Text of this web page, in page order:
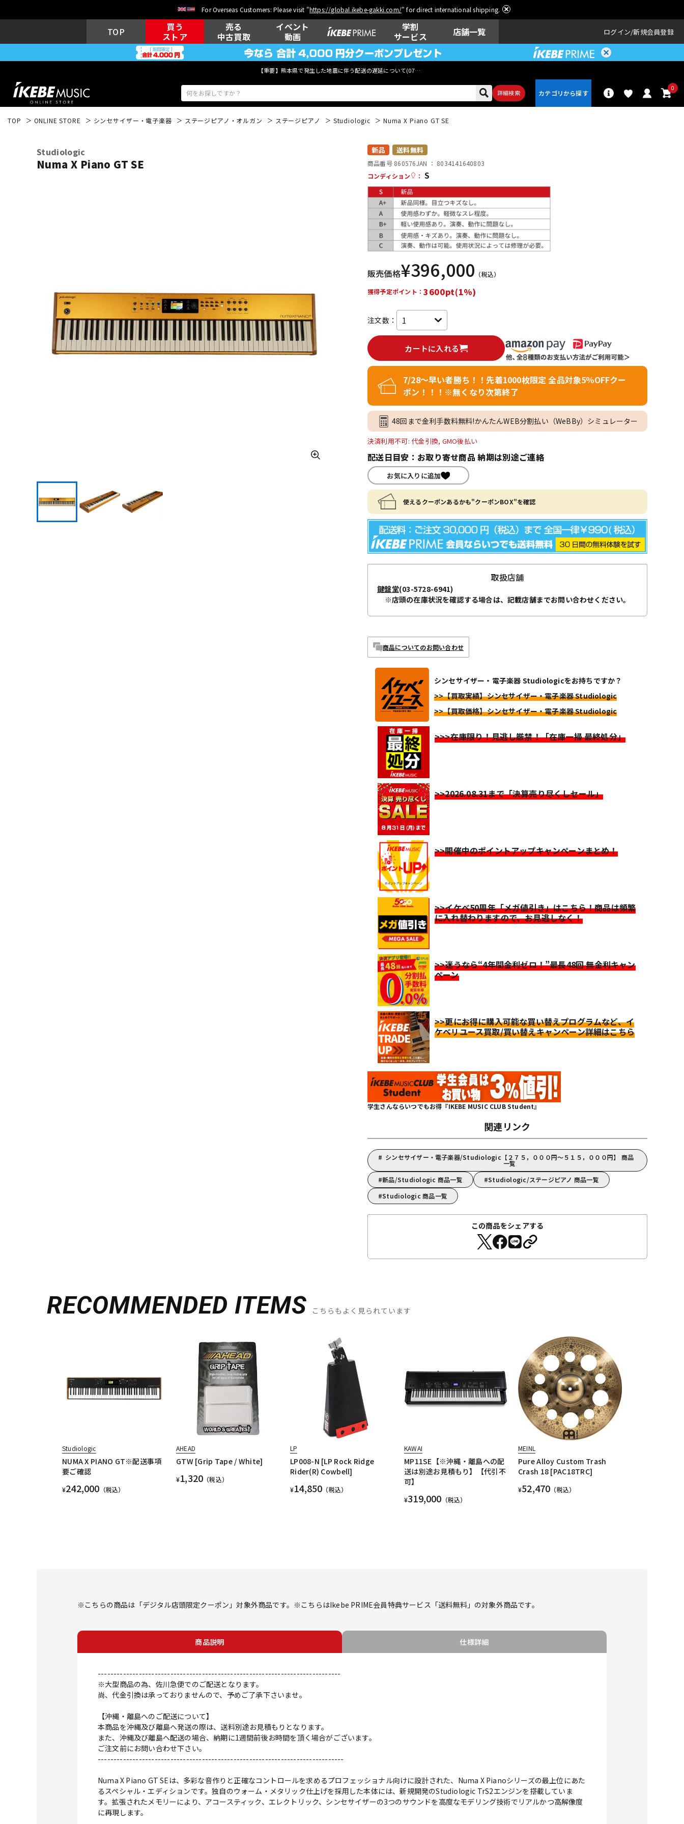
For Overseas Customers: Please visit "https://global.ikebe-gakki.com/" for direct international shipping.
TOP
買う
ストア
売る
中古買取
イベント
動画
学割
サービス
店舗一覧 ログイン 新規会員登録
【重要】熊本県で発生した地震に伴う配送の遅延について(07月29日
詳細検索
0
ウクレレ
その他楽器
レコーディン
グ機器
配信/ライブ
機器
TOP ONLINE STORE シンセサイザー・電子楽器 ステージピアノ・オルガン ステージピアノ Studiologic Numa X Piano GT SE
Studiologic
Numa X Piano GT SE
新品 送料無料
商品番号 860576JAN ： 8034141640803
コンディション
： S
販売価格¥396,000 （税込）
獲得予定ポイント：3600pt(1%)
注文数：
カートに入れる
7/28～早い者勝ち！！先着1000枚限定 全品対象5％OFFクー
ポン！！！※無くなり次第終了
48回まで金利手数料無料!かんたんWEB分割払い（WeBBy）シミュレーター
決済利用不可: 代金引換, GMO後払い
配送日目安：お取り寄せ商品 納期は別途ご連絡
お気に入りに追加
使えるクーポンあるかも"クーポンBOX"を確認
取扱店舗
鍵盤堂(03-5728-6941)
※店頭の在庫状況を確認する場合は、記載店舗までお問い合わせください。
商品についてのお問い合わせ
シンセサイザー・電子楽器 Studiologicをお持ちですか？
>>【買取実績】シンセサイザー・電子楽器 Studiologic
>>【買取価格】シンセサイザー・電子楽器 Studiologic
>>>在庫限り！見逃し厳禁！「在庫一掃 最終処分」
>>2026.08.31まで「決算売り尽くしセール」
>>開催中のポイントアップキャンペーンまとめ！
>>イケベ50周年「メガ値引き」はこちら！商品は頻繁
に入れ替わりますので、お見逃しなく！
>>迷うなら“4年間金利ゼロ！”最長48回 無金利キャン
ペーン
>>更にお得に購入可能な買い替えプログラムなど、イ
ケベリユース買取/買い替えキャンペーン詳細はこちら
学生さんならいつでもお得『IKEBE MUSIC CLUB Student』
関連リンク
シンセサイザー・電子楽器/Studiologic【２７５，０００円～５１５，０００円】 商品
一覧
新品/Studiologic 商品一覧
Studiologic/ステージピアノ 商品一覧
Studiologic 商品一覧
この商品をシェアする
RECOMMENDED ITEMS こちらもよく見られています
Studiologic
NUMA X PIANO GT※配送事項
要ご確認
¥242,000 （税込）
AHEAD
GTW [Grip Tape / White]
¥1,320 （税込）
LP
LP008-N [LP Rock Ridge
Rider(R) Cowbell]
¥14,850 （税込）
KAWAI
MP11SE【※沖縄・離島への配
送は別途お見積もり】【代引不
可】
¥319,000 （税込）
MEINL
Pure Alloy Custom Trash
Crash 18 [PAC18TRC]
¥52,470 （税込）
※こちらの商品は「デジタル店頭限定クーポン」対象外商品です。※こちらはIkebe PRIME会員特典サービス「送料無料」の対象外商品です。
商品説明 仕様詳細
-----------------------------------------------------------------------------
※大型商品の為、佐川急便でのご配送となります。
尚、代金引換は承っておりませんので、予めご了承下さいませ。
【沖縄・離島へのご配送について】
本商品を沖縄及び離島へ発送の際は、送料別途お見積もりとなります。
また、沖縄及び離島へ配送の場合、納期に1週間前後お時間を頂く場合がございます。
ご注文前にお問い合わせ下さい。
------------------------------------------------------------------------------
Numa X Piano GT SEは、多彩な音作りと正確なコントロールを求めるプロフェッショナル向けに設計された、Numa X Pianoシリーズの最上位にあた
るスペシャル・エディションです。独自のウォーム・メタリック仕上げを採用した本体には、新規開発のStudiologic TrS2エンジンを搭載していま
す。拡張されたメモリーにより、アコースティック、エレクトリック、シンセサイザーの3つのサウンドを高度なモデリング技術でリアルかつ高解像度
に再現します。